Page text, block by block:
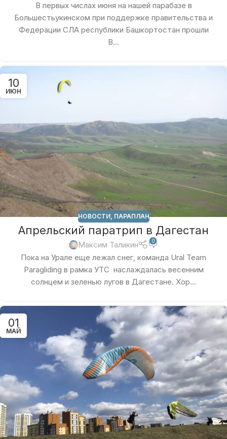
В первых числах июня на нашей парабазе в
Большестьукинском при поддержке правительства и
Федерации СЛА республики Башкортостан прошли
В...
10
ИЮН
НОВОСТИ, ПАРАПЛАН
Апрельский паратрип в Дагестан
Максим Таликин 0
Пока на Урале еще лежал снег, команда Ural Team
Paragliding в рамка УТС наслаждалась весенним
солнцем и зеленью лугов в Дагестане. Хор...
01
МАЙ